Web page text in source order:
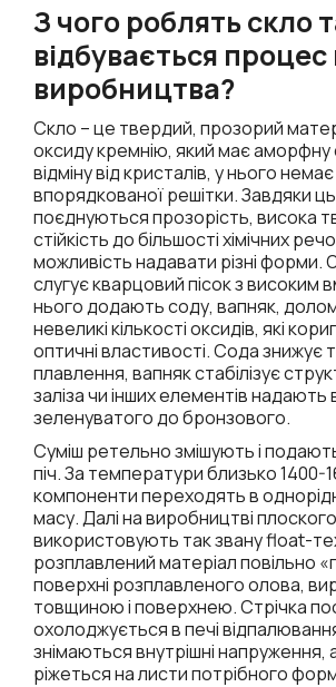
З чого роблять скло
відбувається процес
виробництва?
Скло – це твердий, прозорий
оксиду кремнію, який має аморфну
відміну від кристалів, у нього немає
впорядкованої решітки. Завдяки
поєднуються прозорість, висока
стійкість до більшості хімічних
можливість надавати різні
слугує кварцовий пісок з високим
нього додають соду, вапняк,
невеликі кількості оксидів, які
оптичні властивості. Сода знижує
плавлення, вапняк стабілізує
заліза чи інших елементів надають
зеленуватого до бронзового.
Суміш ретельно змішують і
піч. За температури близько 1400-
компоненти переходять в
масу. Далі на виробництві
використовують так звану float-
розплавлений матеріал повільно
поверхні розплавленого олова,
товщиною і поверхнею. Стрічка
охолоджується в печі
знімаються внутрішні напруження,
ріжеться на листи потрібного